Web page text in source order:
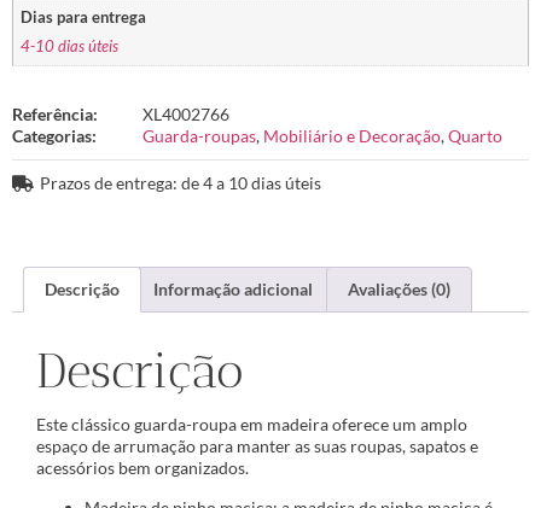
Dias para entrega
4-10 dias úteis
Referência:
XL4002766
Categorias:
Guarda-roupas, Mobiliário e Decoração,Quarto
Prazos de entrega: de 4 a 10 dias úteis
Descrição Informação adicional Avaliações (0)
Descrição
Este clássico guarda-roupa em madeira oferece um amplo
espaço de arrumação para manter as suas roupas, sapatos e
acessórios bem organizados.